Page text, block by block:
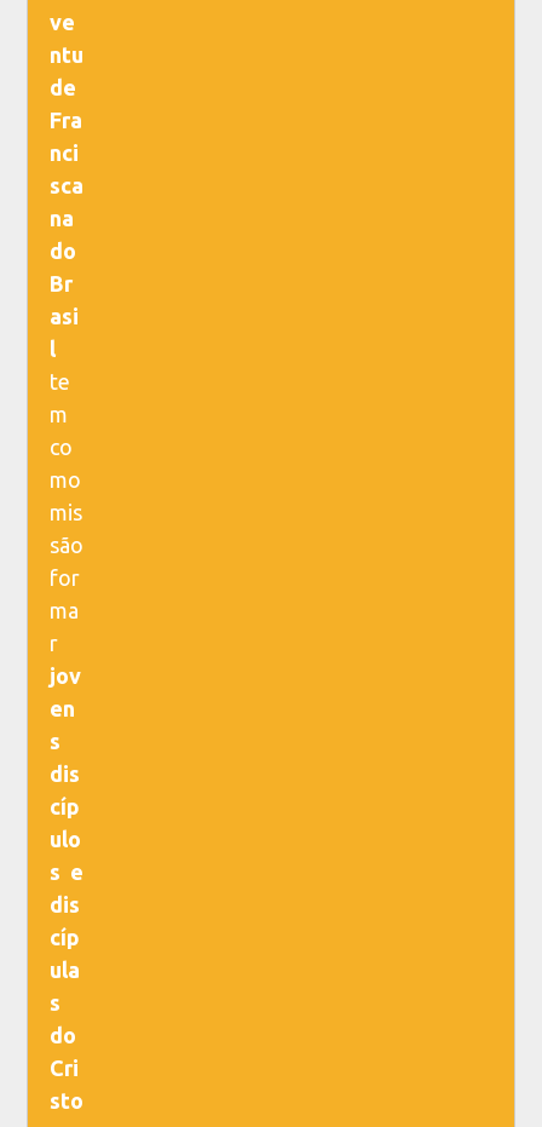
ve
ntu
de
Fra
nci
sca
na
do
Br
asi
l
te
m
co
mo
mis
são
for
ma
r
jov
en
s
dis
cíp
ulo
s e
dis
cíp
ula
s
do
Cri
sto